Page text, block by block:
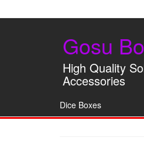
Gosu
High Quality
Accessories
Dice Boxes